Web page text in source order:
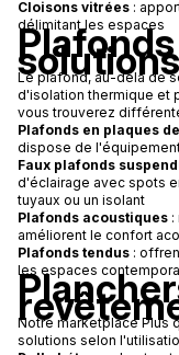
Cloisons vitrées :
délimitant les espaces
Le plafond, au-delà de
d'isolation thermique et
vous trouverez
Plafonds en plaques
dispose de
Faux plafonds
d'éclairage avec spots
tuyaux ou un isolant
Plafonds acoustiques :
améliorent le confort
Plafonds tendus :
les espaces
Notre marketplace Plus
solutions selon